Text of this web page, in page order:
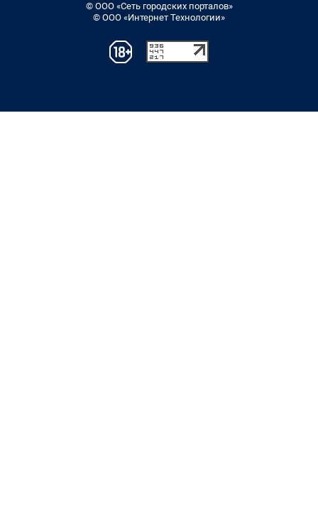
© ООО «Сеть городских порталов»
© ООО «Интернет Технологии»